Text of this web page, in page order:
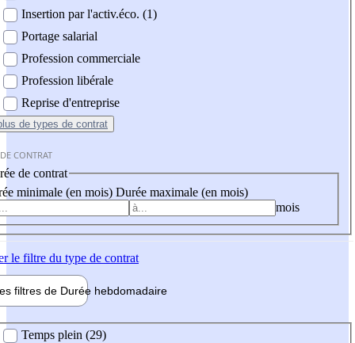
Insertion par l'activ.éco. (1)
Portage salarial
Profession commerciale
Profession libérale
Reprise d'entreprise
de types de contrat
CONTRAT
de contrat
minimale (en mois) Durée maximale (en mois)
mois
le filtre du type de contrat
filtres de Durée hebdomadaire
Temps plein (29)